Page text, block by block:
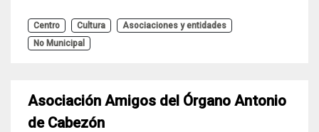
Centro Cultura
Asociaciones y entidades
No Municipal
Asociación Amigos del Órgano Antonio
de Cabezón